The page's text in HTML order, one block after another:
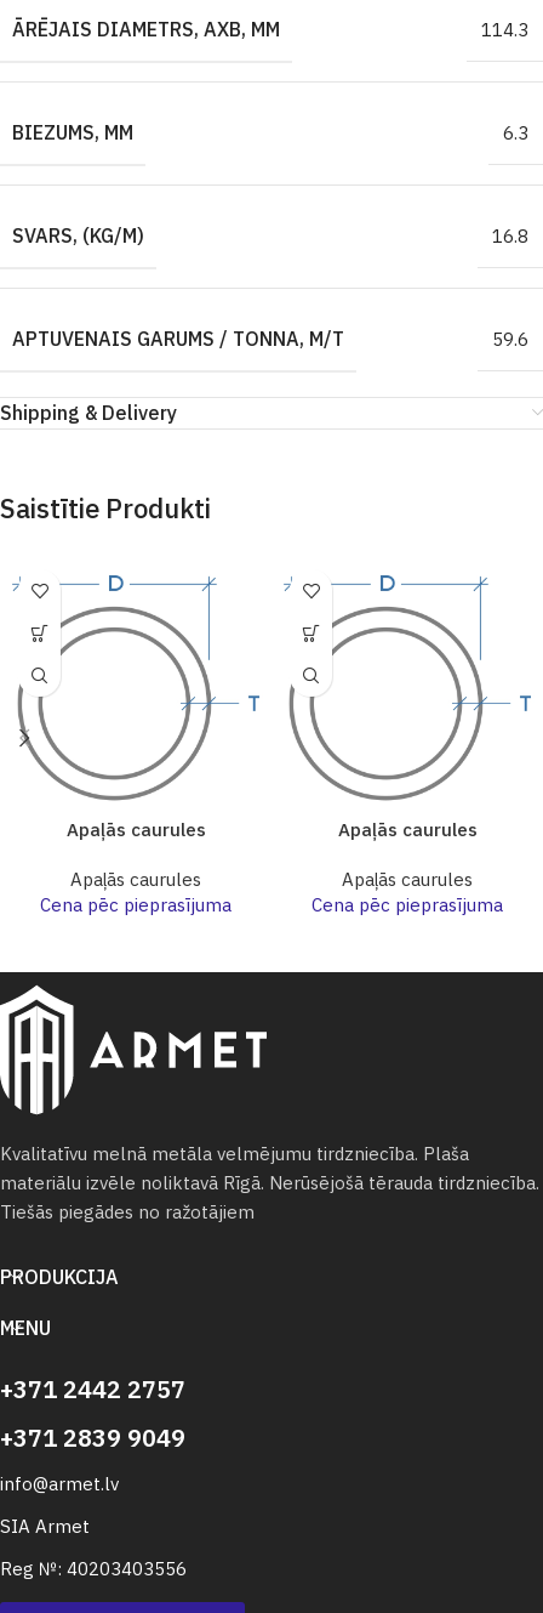
ĀRĒJAIS DIAMETRS, AXB, MM
114.3
BIEZUMS, MM 6.3
SVARS, (KG/M) 16.8
APTUVENAIS GARUMS / TONNA, M/T 59.6
Shipping & Delivery
Saistītie Produkti
Apaļās caurules
Apaļās caurules
Cena pēc pieprasījuma
Apaļās caurules
Apaļās caurules
Cena pēc pieprasījuma
Kvalitatīvu melnā metāla velmējumu tirdzniecība. Plaša
materiālu izvēle noliktavā Rīgā. Nerūsējošā tērauda tirdzniecība.
Tiešās piegādes no ražotājiem
PRODUKCIJA
MENU
+371 2442 2757
+371 2839 9049
info@armet.lv
SIA Armet
Reg №: 40203403556